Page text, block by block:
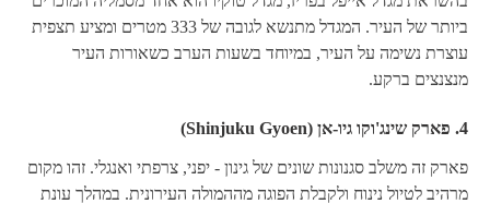
ביותר של העיר. המגדל מתנשא לגובה של 333 מטרים ומציע תצפית
עוצרת נשימה על העיר, במיוחד בשעות הערב כשאורות העיר
מנצנצים ברקע.
4. פארק שינג'וקו גיו-אן (Shinjuku Gyoen)
פארק זה משלב סגנונות שונים של גינון - יפני, צרפתי ואנגלי. זהו מקום
מרהיב לטיול נינוח ולקבלת הפוגה מההמולה העירונית. במהלך עונת